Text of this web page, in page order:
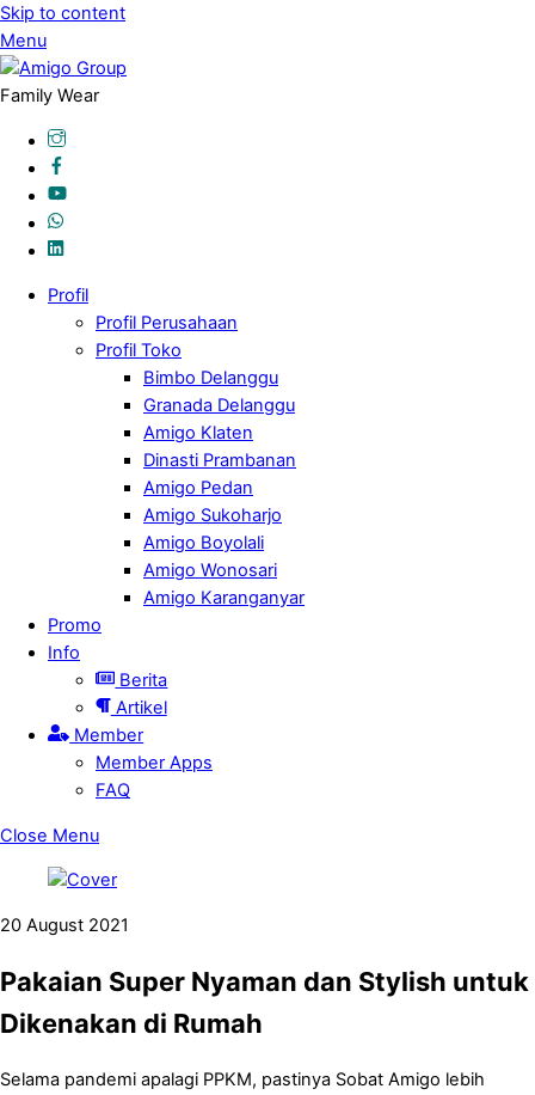
Skip to content
Menu
Family Wear
Profil
Profil Perusahaan
Profil Toko
Bimbo Delanggu
Granada Delanggu
Amigo Klaten
Dinasti Prambanan
Amigo Pedan
Amigo Sukoharjo
Amigo Boyolali
Amigo Wonosari
Amigo Karanganyar
Promo
Info
Berita
Artikel
Member
Member Apps
FAQ
Close Menu
20 August 2021
Pakaian Super Nyaman dan Stylish untuk
Dikenakan di Rumah
Selama pandemi apalagi PPKM, pastinya Sobat Amigo lebih